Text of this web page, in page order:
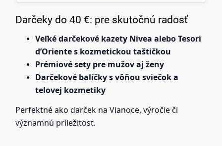
Darčeky do 40 €: pre skutočnú radosť
Veľké darčekové kazety Nivea alebo Tesori
d’Oriente s kozmetickou taštičkou
Prémiové sety pre mužov aj ženy
Darčekové balíčky s vôňou sviečok a
telovej kozmetiky
Perfektné ako darček na Vianoce, výročie či
významnú príležitosť.